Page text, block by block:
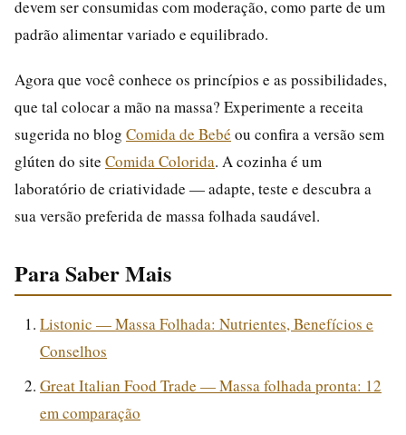
devem ser consumidas com moderação, como parte de um
padrão alimentar variado e equilibrado.
Agora que você conhece os princípios e as possibilidades,
que tal colocar a mão na massa? Experimente a receita
sugerida no blog Comida de Bebé ou confira a versão sem
glúten do site Comida Colorida. A cozinha é um
laboratório de criatividade — adapte, teste e descubra a
sua versão preferida de massa folhada saudável.
Para Saber Mais
Listonic — Massa Folhada: Nutrientes, Benefícios e
Conselhos
Great Italian Food Trade — Massa folhada pronta: 12
em comparação